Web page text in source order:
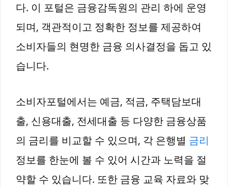
다. 이 포털은 금융감독원의 관리 하에 운영
되며, 객관적이고 정확한 정보를 제공하여
소비자들의 현명한 금융 의사결정을 돕고 있
습니다.
소비자포털에서는 예금, 적금, 주택담보대
출, 신용대출, 전세대출 등 다양한 금융상품
의 금리를 비교할 수 있으며, 각 은행별 금리
정보를 한눈에 볼 수 있어 시간과 노력을 절
약할 수 있습니다. 또한 금융 교육 자료와 맞